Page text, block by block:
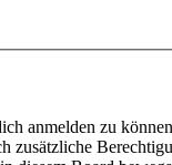
anmelden zu
zusätzliche